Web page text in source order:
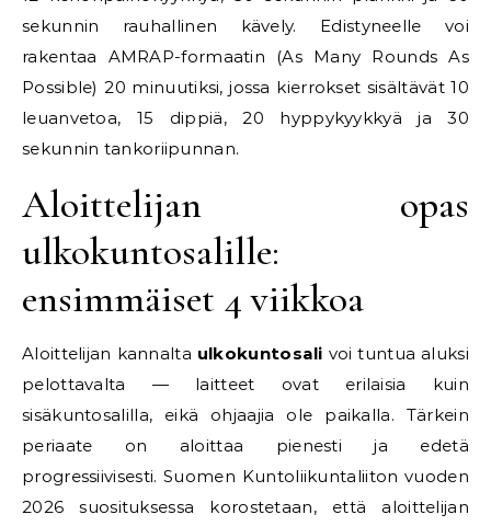
sekunnin rauhallinen kävely. Edistyneelle voi
rakentaa AMRAP-formaatin (As Many Rounds As
Possible) 20 minuutiksi, jossa kierrokset sisältävät 10
leuanvetoa, 15 dippiä, 20 hyppykyykkyä ja 30
sekunnin tankoriipunnan.
Aloittelijan opas
ulkokuntosalille:
ensimmäiset 4 viikkoa
Aloittelijan kannalta ulkokuntosali voi tuntua aluksi
pelottavalta — laitteet ovat erilaisia kuin
sisäkuntosalilla, eikä ohjaajia ole paikalla. Tärkein
periaate on aloittaa pienesti ja edetä
progressiivisesti. Suomen Kuntoliikuntaliiton vuoden
2026 suosituksessa korostetaan, että aloittelijan